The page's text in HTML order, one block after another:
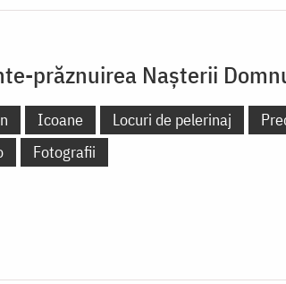
prăznuirea Naşterii
Icoane Locuri de pelerinaj
Fotografii